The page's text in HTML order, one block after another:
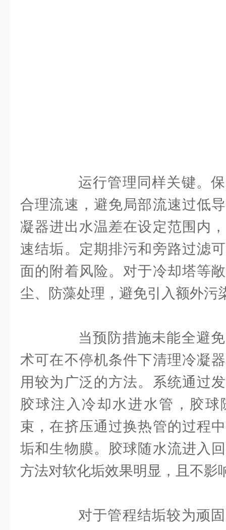
运行管理同样关键。保
合理流速，避免局部流速过低
凝器进出水温差在设定范围内
速结垢。定期排污和旁路过滤
面的附着风险。对于冷却塔等
尘、防藻处理，避免引入额外污
当预防措施未能全避免
术可在不停机条件下清理冷凝
用较为广泛的方法。系统通过
胶球注入冷却水进水管，胶
束，在挤压通过换热管的过程
垢和生物膜。胶球随水流进入
方法对软化垢效果明显，且不影
对于管程结垢较为顽固